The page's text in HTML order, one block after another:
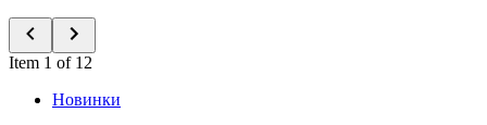
Item 1 of 12
Новинки